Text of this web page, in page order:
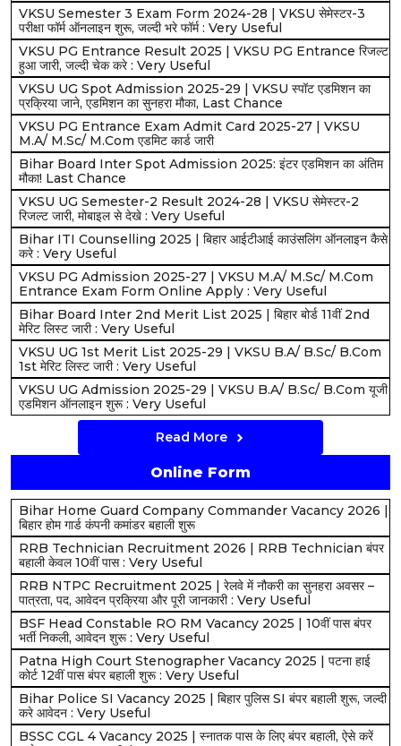
VKSU Semester 3 Exam Form 2024-28 | VKSU सेमेस्टर-3
परीक्षा फॉर्म ऑनलाइन शुरू, जल्दी भरे फॉर्म : Very Useful
VKSU PG Entrance Result 2025 | VKSU PG Entrance रिजल्ट
हुआ जारी, जल्दी चेक करे : Very Useful
VKSU UG Spot Admission 2025-29 | VKSU स्पॉट एडमिशन का
प्रक्रिया जाने, एडमिशन का सुनहरा मौका, Last Chance
VKSU PG Entrance Exam Admit Card 2025-27 | VKSU
M.A/ M.Sc/ M.Com एडमिट कार्ड जारी
Bihar Board Inter Spot Admission 2025: इंटर एडमिशन का अंतिम
मौका! Last Chance
VKSU UG Semester-2 Result 2024-28 | VKSU सेमेस्टर-2
रिजल्ट जारी, मोबाइल से देखे : Very Useful
Bihar ITI Counselling 2025 | बिहार आईटीआई काउंसलिंग ऑनलाइन कैसे
करे : Very Useful
VKSU PG Admission 2025-27 | VKSU M.A/ M.Sc/ M.Com
Entrance Exam Form Online Apply : Very Useful
Bihar Board Inter 2nd Merit List 2025 | बिहार बोर्ड 11वीं 2nd
मेरिट लिस्ट जारी : Very Useful
VKSU UG 1st Merit List 2025-29 | VKSU B.A/ B.Sc/ B.Com
1st मेरिट लिस्ट जारी : Very Useful
VKSU UG Admission 2025-29 | VKSU B.A/ B.Sc/ B.Com यूजी
एडमिशन ऑनलाइन शुरू : Very Useful
Read More
Online Form
Bihar Home Guard Company Commander Vacancy 2026 |
बिहार होम गार्ड कंपनी कमांडर बहाली शुरू
RRB Technician Recruitment 2026 | RRB Technician बंपर
बहाली केवल 10वीं पास : Very Useful
RRB NTPC Recruitment 2025 | रेलवे में नौकरी का सुनहरा अवसर –
पात्रता, पद, आवेदन प्रक्रिया और पूरी जानकारी : Very Useful
BSF Head Constable RO RM Vacancy 2025 | 10वीं पास बंपर
भर्ती निकली, आवेदन शुरू : Very Useful
Patna High Court Stenographer Vacancy 2025 | पटना हाई
कोर्ट 12वीं पास बंपर बहाली शुरू : Very Useful
Bihar Police SI Vacancy 2025 | बिहार पुलिस SI बंपर बहाली शुरू, जल्दी
करे आवेदन : Very Useful
BSSC CGL 4 Vacancy 2025 | स्नातक पास के लिए बंपर बहाली, ऐसे करें